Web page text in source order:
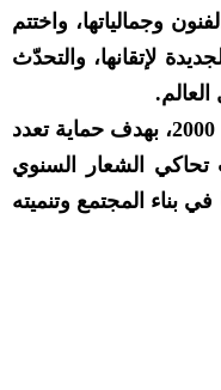
وجمالياتها، واختتم
لإتقانها، والتحدّث
ويحتفي المركز سنوياً باليوم الدولي للغة الأم، الذي أعلنته “اليونسكو” منذ العام 2000، بهدف حماية تعدد
تحاكي الشعار السنوي
بناء المجتمع وتنميته